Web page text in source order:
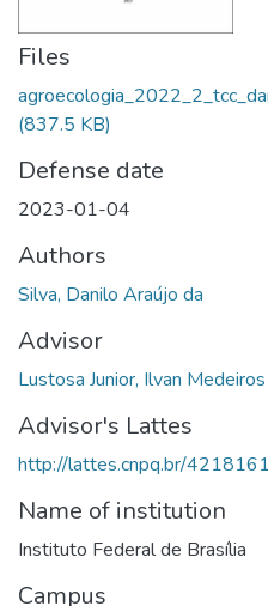
Files
(837.5 KB)
Defense date
2023-01-04
Authors
Silva, Danilo Araújo da
Advisor
Lustosa Junior, Ilvan Medeiros
Advisor's Lattes
http://lattes.cnpq.br/
Name of institution
Instituto Federal de Brasília
Campus